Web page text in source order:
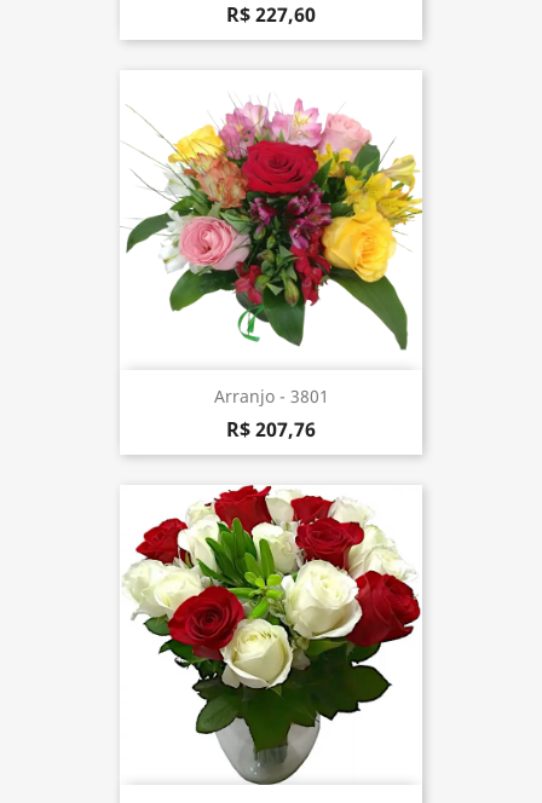
R$ 227,60
Arranjo - 3801
R$ 207,76